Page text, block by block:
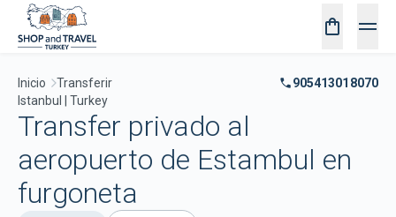
Inicio Transferir
905413018070
Istanbul | Turkey
Transfer privado al
aeropuerto de Estambul en
furgoneta